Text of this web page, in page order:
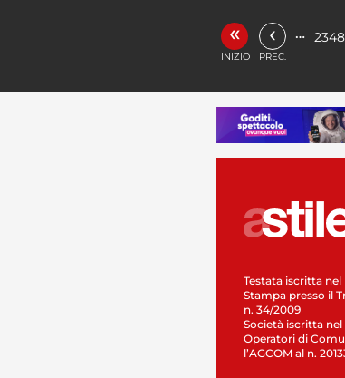
«
INIZIO
‹
PREC.
… 2348
Testata iscritta
Stampa presso il
n. 34/2009
Società iscritta
Operatori di
l’AGCOM al n.